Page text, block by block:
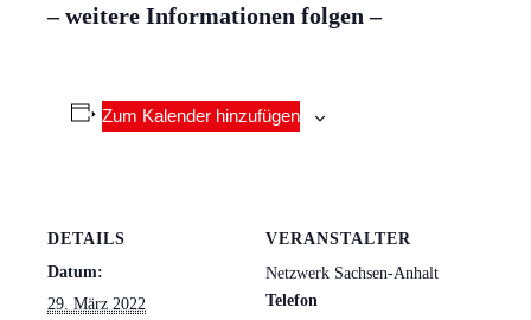
– weitere Informationen folgen –
Zum Kalender hinzufügen
DETAILS
Datum:
29. März 2022
VERANSTALTER
Netzwerk Sachsen-Anhalt
Telefon